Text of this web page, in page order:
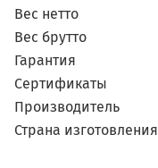
Вес нетто
Вес брутто
Гарантия
Сертификаты
Производитель
Страна изготовления